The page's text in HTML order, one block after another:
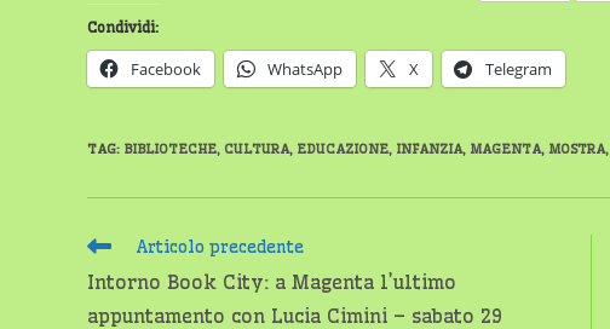
Condividi:
Facebook WhatsApp X Telegram
TAG: BIBLIOTECHE, CULTURA, EDUCAZIONE, INFANZIA, MAGENTA, MOSTRA,
Leggi
articoli
Articolo precedente
Intorno Book City: a Magenta l’ultimo
appuntamento con Lucia Cimini – sabato 29